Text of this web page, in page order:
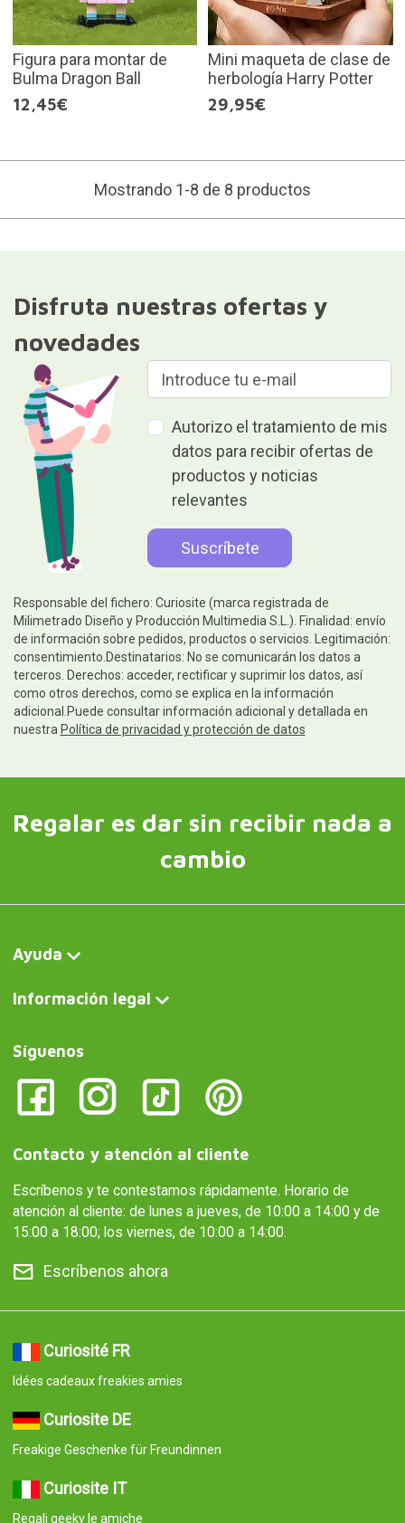
Figura para montar de
Bulma Dragon Ball
12,45€
Mini maqueta de clase de
herbología Harry Potter
29,95€
Mostrando 1-8 de 8 productos
Disfruta nuestras ofertas y
novedades
Autorizo el tratamiento de mis
datos para recibir ofertas de
productos y noticias
relevantes
Responsable del fichero: Curiosite (marca registrada de
Milimetrado Diseño y Producción Multimedia S.L.). Finalidad: envío
de información sobre pedidos, productos o servicios. Legitimación:
consentimiento.Destinatarios: No se comunicarán los datos a
terceros. Derechos: acceder, rectificar y suprimir los datos, así
como otros derechos, como se explica en la información
adicional.Puede consultar información adicional y detallada en
nuestra Política de privacidad y protección de datos
Regalar es dar sin recibir nada a
cambio
Ayuda
Información legal
Síguenos
Contacto y atención al cliente
Escríbenos y te contestamos rápidamente. Horario de
atención al cliente: de lunes a jueves, de 10:00 a 14:00 y de
15:00 a 18:00; los viernes, de 10:00 a 14:00.
Escríbenos ahora
Curiosité FR
Idées cadeaux freakies amies
Curiosite DE
Freakige Geschenke für Freundinnen
Curiosite IT
Regali geeky le amiche